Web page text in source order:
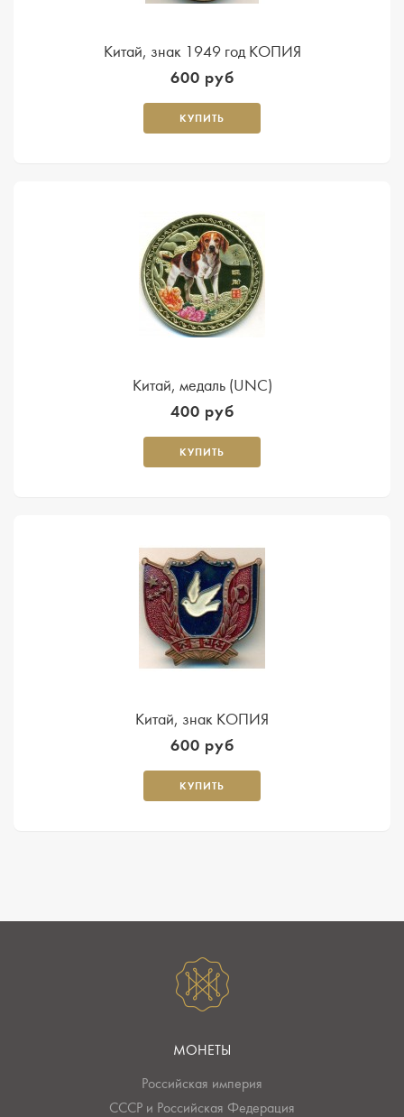
Китай, знак 1949 год КОПИЯ
600 руб
КУПИТЬ
Китай, медаль (UNC)
400 руб
КУПИТЬ
Китай, знак КОПИЯ
600 руб
КУПИТЬ
МОНЕТЫ
Российская империя
СССР и Российская Федерация